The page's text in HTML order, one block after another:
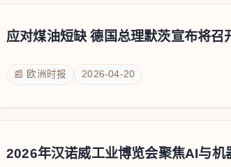
应对煤油短缺 德国总理默茨宣布将召
📰 欧洲时报 2026-04-20
2026年汉诺威工业博览会聚焦AI与机